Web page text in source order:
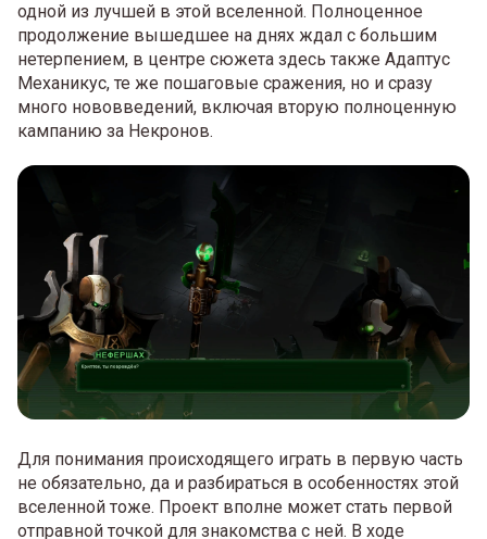
одной из лучшей в этой вселенной. Полноценное
продолжение вышедшее на днях ждал с большим
нетерпением, в центре сюжета здесь также Адаптус
Механикус, те же пошаговые сражения, но и сразу
много нововведений, включая вторую полноценную
кампанию за Некронов.
Для понимания происходящего играть в первую часть
не обязательно, да и разбираться в особенностях этой
вселенной тоже. Проект вполне может стать первой
отправной точкой для знакомства с ней. В ходе